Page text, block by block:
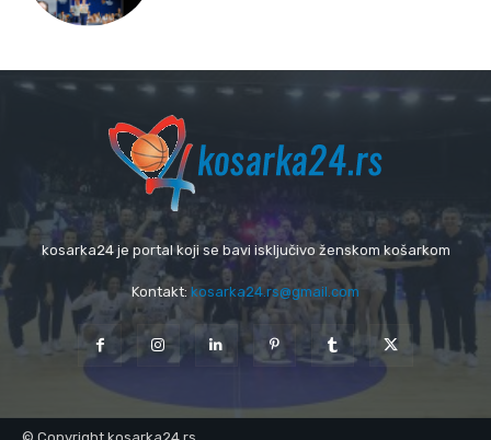
kosarka24 je portal koji se bavi isključivo ženskom košarkom
Kontakt: kosarka24.rs@gmail.com